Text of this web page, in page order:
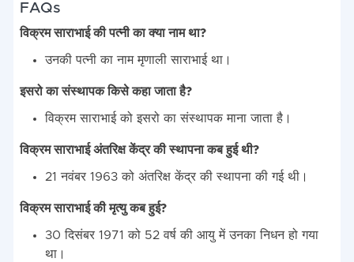
FAQs
विक्रम साराभाई की पत्नी का क्या नाम था?
उनकी पत्नी का नाम मृणाली साराभाई था।
इसरो का संस्थापक किसे कहा जाता है?
विक्रम साराभाई को इसरो का संस्थापक माना जाता है।
विक्रम साराभाई अंतरिक्ष केंद्र की स्थापना कब हुई थी?
21 नवंबर 1963 को अंतरिक्ष केंद्र की स्थापना की गई थी।
विक्रम साराभाई की मृत्यु कब हुई?
30 दिसंबर 1971 को 52 वर्ष की आयु में उनका निधन हो गया
था।